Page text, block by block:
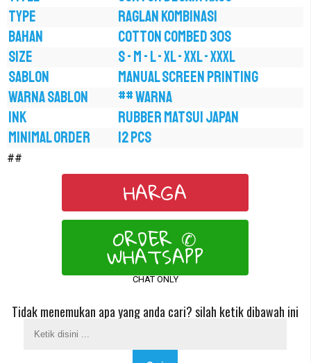
TYPE
RAGLAN KOMBINASI
BAHAN
COTTON COMBED 30S
SIZE
S - M - L - XL - XXL - XXXL
SABLON
MANUAL SCREEN PRINTING
WARNA SABLON
## WARNA
INK
RUBBER MATSUI JAPAN
MINIMAL ORDER
12 PCS
##
HARGA
ORDER ✆
WHATSAPP
CHAT ONLY
Tidak menemukan apa yang anda cari? silah ketik dibawah ini